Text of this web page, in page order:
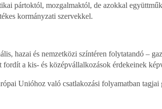
pártoktól, mozgalmaktól, de azokkal
kormányzati szervekkel.
hazai és nemzetközi színtéren folytatandó –
a kis- és középvállalkozások érdekeinek
Unióhoz való csatlakozási folyamatban tagjai